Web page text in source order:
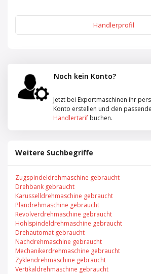
Händlerprofil
Noch kein Konto?
Jetzt bei Exportmaschinen ihr
Konto erstellen und den
Händlertarif buchen.
Weitere Suchbegriffe
Zugspindeldrehmaschine gebraucht
Drehbank gebraucht
Karusselldrehmaschine gebraucht
Plandrehmaschine gebraucht
Revolverdrehmaschine gebraucht
Hohlspindeldrehmaschine gebraucht
Drehautomat gebraucht
Nachdrehmaschine gebraucht
Mechanikerdrehmaschine gebraucht
Zyklendrehmaschine gebraucht
Vertikaldrehmaschine gebraucht